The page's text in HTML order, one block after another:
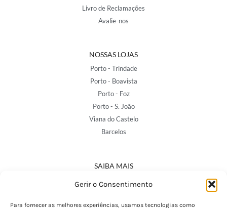
Gerir o Consentimento
Para fornecer as melhores experiências, usamos tecnologias como
Livro de Reclamações
Avalie-nos
NOSSAS LOJAS
Porto - Trindade
Porto - Boavista
Porto - Foz
Porto - S. João
Viana do Castelo
Barcelos
SAIBA MAIS
Política de Privacidade
Termos e Condições